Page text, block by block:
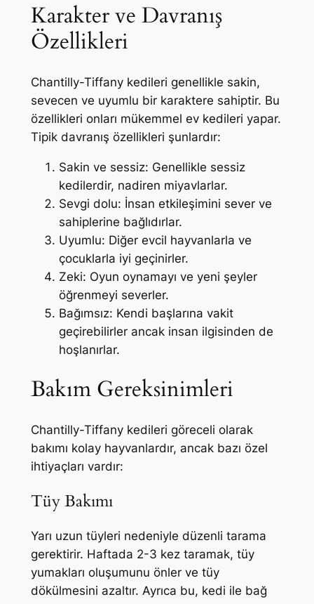
Karakter ve Davranış
Özellikleri
Chantilly-Tiffany kedileri genellikle sakin,
sevecen ve uyumlu bir karaktere sahiptir. Bu
özellikleri onları mükemmel ev kedileri yapar.
Tipik davranış özellikleri şunlardır:
Sakin ve sessiz: Genellikle sessiz
kedilerdir, nadiren miyavlarlar.
Sevgi dolu: İnsan etkileşimini sever ve
sahiplerine bağlıdırlar.
Uyumlu: Diğer evcil hayvanlarla ve
çocuklarla iyi geçinirler.
Zeki: Oyun oynamayı ve yeni şeyler
öğrenmeyi severler.
Bağımsız: Kendi başlarına vakit
geçirebilirler ancak insan ilgisinden de
hoşlanırlar.
Bakım Gereksinimleri
Chantilly-Tiffany kedileri göreceli olarak
bakımı kolay hayvanlardır, ancak bazı özel
ihtiyaçları vardır:
Tüy Bakımı
Yarı uzun tüyleri nedeniyle düzenli tarama
gerektirir. Haftada 2-3 kez taramak, tüy
yumakları oluşumunu önler ve tüy
dökülmesini azaltır. Ayrıca bu, kedi ile bağ